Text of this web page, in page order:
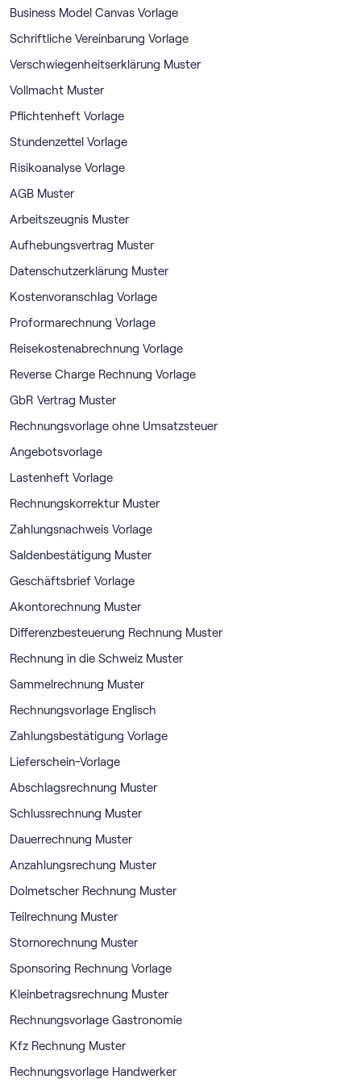
Business Model Canvas Vorlage
Schriftliche Vereinbarung Vorlage
Verschwiegenheitserklärung Muster
Vollmacht Muster
Pflichtenheft Vorlage
Stundenzettel Vorlage
Risikoanalyse Vorlage
AGB Muster
Arbeitszeugnis Muster
Aufhebungsvertrag Muster
Datenschutzerklärung Muster
Kostenvoranschlag Vorlage
Proformarechnung Vorlage
Reisekostenabrechnung Vorlage
Reverse Charge Rechnung Vorlage
GbR Vertrag Muster
Rechnungsvorlage ohne Umsatzsteuer
Angebotsvorlage
Lastenheft Vorlage
Rechnungskorrektur Muster
Zahlungsnachweis Vorlage
Saldenbestätigung Muster
Geschäftsbrief Vorlage
Akontorechnung Muster
Differenzbesteuerung Rechnung Muster
Rechnung in die Schweiz Muster
Sammelrechnung Muster
Rechnungsvorlage Englisch
Zahlungsbestätigung Vorlage
Lieferschein-Vorlage
Abschlagsrechnung Muster
Schlussrechnung Muster
Dauerrechnung Muster
Anzahlungsrechung Muster
Dolmetscher Rechnung Muster
Teilrechnung Muster
Stornorechnung Muster
Sponsoring Rechnung Vorlage
Kleinbetragsrechnung Muster
Rechnungsvorlage Gastronomie
Kfz Rechnung Muster
Rechnungsvorlage Handwerker